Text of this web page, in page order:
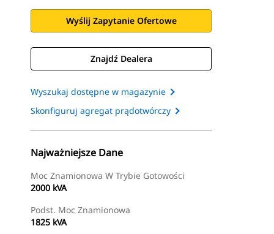
Wyślij Zapytanie Ofertowe
Znajdź Dealera
Wyszukaj dostępne w magazynie
Skonfiguruj agregat prądotwórczy
Najważniejsze Dane
Moc Znamionowa W Trybie Gotowości
2000 kVA
Podst. Moc Znamionowa
1825 kVA